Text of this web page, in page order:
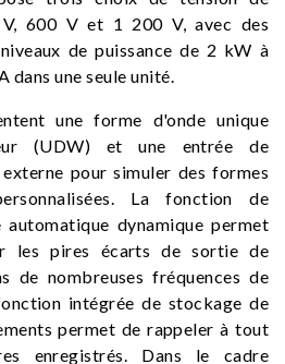
600 V et 1 200 V, avec des
de puissance de 2 kW à
dans une seule unité.
une forme d'onde unique
(UDW) et une entrée de
pour simuler des formes
La fonction de
automatique dynamique permet
les pires écarts de sortie de
de nombreuses fréquences de
intégrée de stockage de
permet de rappeler à tout
enregistrés. Dans le cadre